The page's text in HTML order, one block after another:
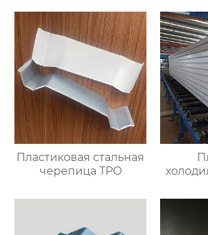
Пластиковая стальная
черепица TPO